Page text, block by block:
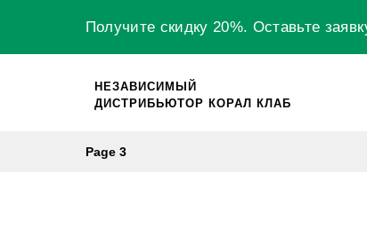
content
Получите скидку 20%. Оставьте
НЕЗАВИСИМЫЙ
ДИСТРИБЬЮТОР КОРАЛ КЛАБ
Page 3